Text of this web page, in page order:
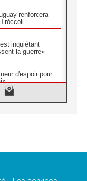
renforcera
inquiétant
la guerre»
d'espoir pour
vers